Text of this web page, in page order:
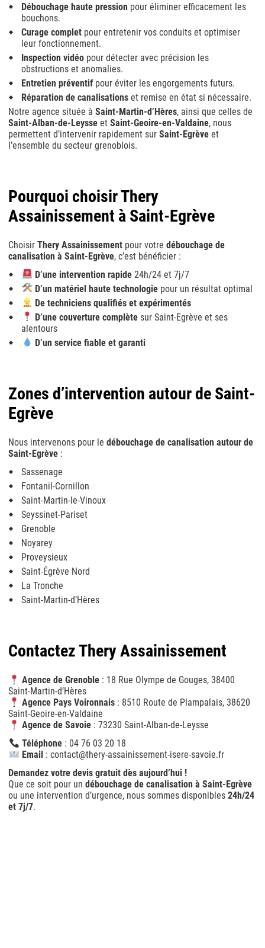
Débouchage haute pression pour éliminer efficacement les
bouchons.
Curage complet pour entretenir vos conduits et optimiser
leur fonctionnement.
Inspection vidéo pour détecter avec précision les
obstructions et anomalies.
Entretien préventif pour éviter les engorgements futurs.
Réparation de canalisations et remise en état si nécessaire.
Notre agence située àSaint-Martin-d’Hères, ainsi que celles de
Saint-Alban-de-Leysse etSaint-Geoire-en-Valdaine, nous
permettent d’intervenir rapidement surSaint-Egrève et
l’ensemble du secteur grenoblois.
Pourquoi choisir Thery
Assainissement à Saint-Egrève
ChoisirThery Assainissement pour votredébouchage de
canalisation à Saint-Egrève, c’est bénéficier :
D’une intervention rapide24h/24 et 7j/7
D’un matériel haute technologiepour un résultat optimal
De techniciens qualifiés et expérimentés
D’une couverture complètesur Saint-Egrève et ses
alentours
D’un service fiable et garanti
Zones d’intervention autour de Saint-
Egrève
Nous intervenons pour ledébouchage de canalisation autour de
Saint-Egrève :
Sassenage
Fontanil-Cornillon
Saint-Martin-le-Vinoux
Seyssinet-Pariset
Grenoble
Noyarey
Proveysieux
Saint-Égrève Nord
La Tronche
Saint-Martin-d’Hères
Contactez Thery Assainissement
Agence de Grenoble: 18 Rue Olympe de Gouges, 38400
Saint-Martin-d’Hères
Agence Pays Voironnais: 8510 Route de Plampalais, 38620
Saint-Geoire-en-Valdaine
Agence de Savoie: 73230 Saint-Alban-de-Leysse
Téléphone: 04 76 03 20 18
Email : contact@thery-assainissement-isere-savoie.fr
Demandez votre devis gratuit dès aujourd’hui !
Que ce soit pour undébouchage de canalisation à Saint-Egrève
ou une intervention d’urgence, nous sommes disponibles24h/24
et 7j/7.